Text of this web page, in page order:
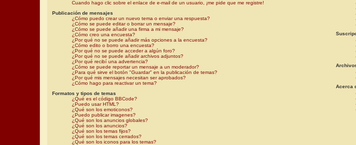
Cuando hago clic sobre el enlace de e-mail de un usuario, ¡me pide que me registre!
Publicación de mensajes
¿Cómo puedo crear un nuevo tema o enviar una respuesta?
¿Cómo se puede editar o borrar un mensaje?
¿Cómo se puede añadir una firma a mi mensaje?
¿Cómo creo una encuesta?
¿Por qué no se puede añadir más opciones a la encuesta?
¿Cómo edito o borro una encuesta?
¿Por qué no se puede acceder a algún foro?
¿Por qué no se puede añadir archivos adjuntos?
¿Por qué recibí una advertencia?
¿Cómo se puede reportar un mensaje a un moderador?
¿Para qué sirve el botón "Guardar" en la publicación de temas?
¿Por qué mis mensajes necesitan ser aprobados?
¿Cómo hago para reactivar un tema?
Formatos y tipos de temas
¿Qué es el código BBCode?
¿Puedo usar HTML?
¿Qué son los emoticonos?
¿Puedo publicar imagenes?
¿Qué son los anuncios globales?
¿Qué son los anuncios?
¿Qué son los temas fijos?
¿Qué son los temas cerrados?
¿Qué son los iconos para los temas?
Acerca